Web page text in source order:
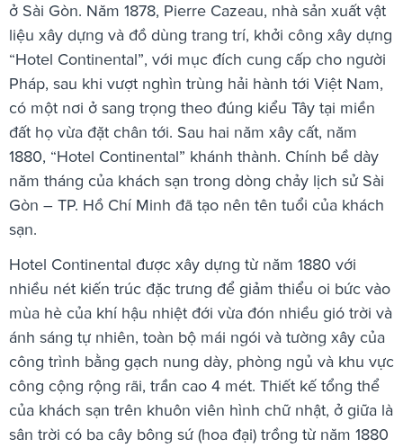
ở Sài Gòn. Năm 1878, Pierre Cazeau, nhà sản xuất vật
liệu xây dựng và đồ dùng trang trí, khởi công xây dựng
“Hotel Continental”, với mục đích cung cấp cho người
Pháp, sau khi vượt nghìn trùng hải hành tới Việt Nam,
có một nơi ở sang trọng theo đúng kiểu Tây tại miền
đất họ vừa đặt chân tới. Sau hai năm xây cất, năm
1880, “Hotel Continental” khánh thành. Chính bề dày
năm tháng của khách sạn trong dòng chảy lịch sử Sài
Gòn – TP. Hồ Chí Minh đã tạo nên tên tuổi của khách
sạn.
Hotel Continental được xây dựng từ năm 1880 với
nhiều nét kiến trúc đặc trưng để giảm thiểu oi bức vào
mùa hè của khí hậu nhiệt đới vừa đón nhiều gió trời và
ánh sáng tự nhiên, toàn bộ mái ngói và tường xây của
công trình bằng gạch nung dày, phòng ngủ và khu vực
công cộng rộng rãi, trần cao 4 mét. Thiết kế tổng thể
của khách sạn trên khuôn viên hình chữ nhật, ở giữa là
sân trời có ba cây bông sứ (hoa đại) trồng từ năm 1880